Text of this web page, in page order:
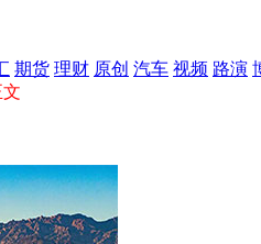
期货 理财 原创 汽车 视频 路演
文